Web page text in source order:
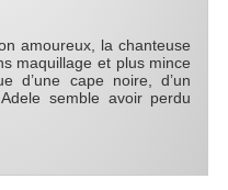
amoureux, la chanteuse
maquillage et plus mince
d’une cape noire, d’un
semble avoir perdu